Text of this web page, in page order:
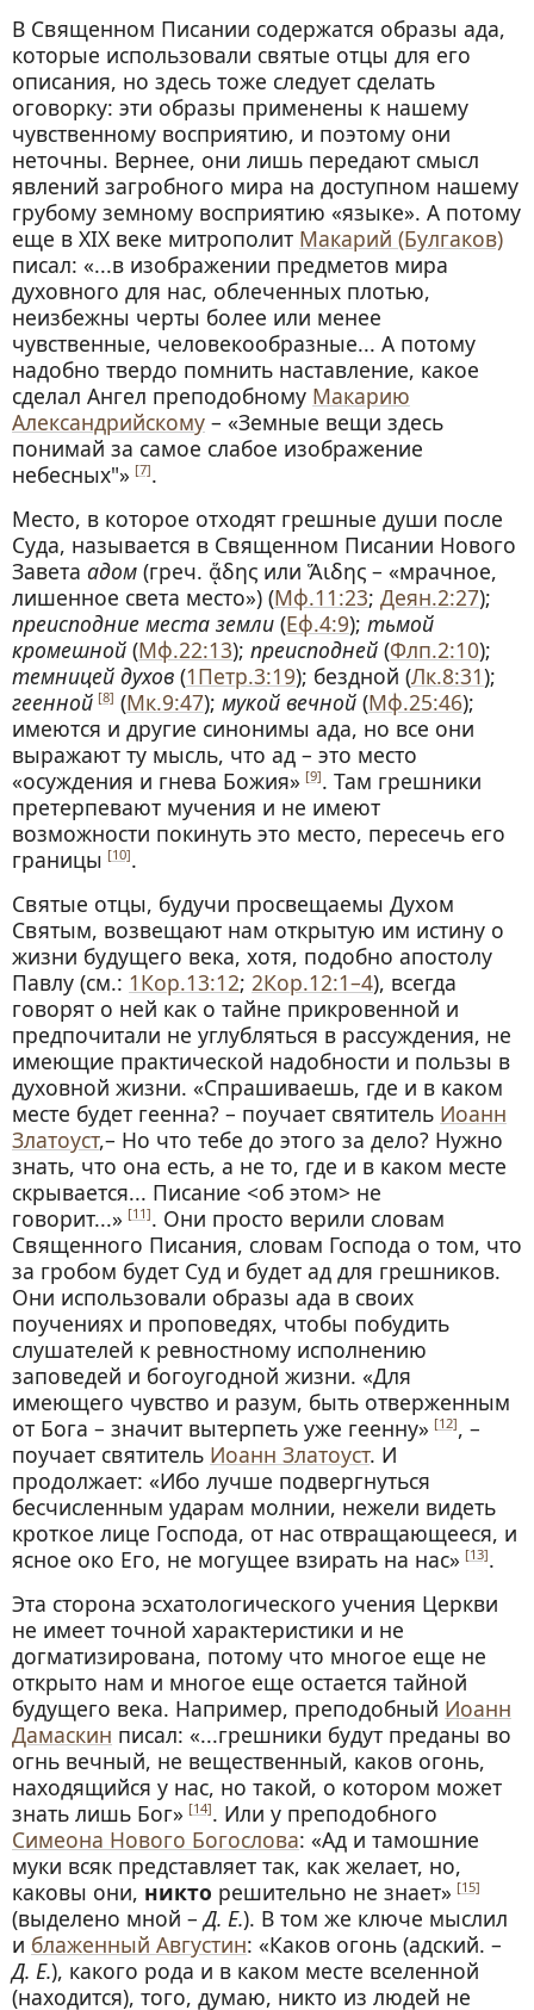
В Священном Писании содержатся образы ада,
которые использовали святые отцы для его
описания, но здесь тоже следует сделать
оговорку: эти образы применены к нашему
чувственному восприятию, и поэтому они
неточны. Вернее, они лишь передают смысл
явлений загробного мира на доступном нашему
грубому земному восприятию «языке». А потому
еще в XIX веке митрополит Макарий (Булгаков)
писал: «...в изображении предметов мира
духовного для нас, облеченных плотью,
неизбежны черты более или менее
чувственные, человекообразные... А потому
надобно твердо помнить наставление, какое
сделал Ангел преподобному Макарию
Александрийскому – «Земные вещи здесь
понимай за самое слабое изображение
небесных"» [7].
Место, в которое отходят грешные души после
Суда, называется в Священном Писании Нового
Завета адом (греч. ᾅδης или Ἅιδης – «мрачное,
лишенное света место») (Мф.11:23; Деян.2:27);
преисподние места земли (Еф.4:9); тьмой
кромешной (Мф.22:13); преисподней (Флп.2:10);
темницей дyxoв (1Петр.3:19); бездной (Лк.8:31);
геенной [8] (Мк.9:47); мукой вечной(Мф.25:46);
имеются и другие синонимы ада, но все они
выражают ту мысль, что ад – это место
«осуждения и гнева Божия» [9]. Там грешники
претерпевают мучения и не имеют
возможности покинуть это место, пересечь его
границы [10].
Святые отцы, будучи просвещаемы Духом
Святым, возвещают нам открытую им истину о
жизни будущего века, хотя, подобно апостолу
Павлу (см.: 1Кор.13:12; 2Кор.12:1–4), всегда
говорят о ней как о тайне прикровенной и
предпочитали не углубляться в рассуждения, не
имеющие практической надобности и пользы в
духовной жизни. «Спрашиваешь, где и в каком
месте будет геенна? – поучает святитель Иоанн
Златоуст,– Но что тебе до этого за дело? Нужно
знать, что она есть, а не то, где и в каком месте
скрывается... Писание <об этом> не
говорит...» [11]. Они просто верили словам
Священного Писания, словам Господа о том, что
за гробом будет Суд и будет ад для грешников.
Они использовали образы ада в своих
поучениях и проповедях, чтобы побудить
слушателей к ревностному исполнению
заповедей и богоугодной жизни. «Для
имеющего чувство и разум, быть отверженным
от Бога – значит вытерпеть уже геенну» [12], –
поучает святитель Иоанн Златоуст. И
продолжает: «Ибо лучше подвергнуться
бесчисленным ударам молнии, нежели видеть
кроткое лице Господа, от нас отвращающееся, и
ясное око Его, не могущее взирать на нас» [13].
Эта сторона эсхатологического учения Церкви
не имеет точной характеристики и не
догматизирована, потому что многое еще не
открыто нам и многое еще остается тайной
будущего века. Например, преподобный Иоанн
Дамаскин писал: «...грешники будут преданы во
огнь вечный, не вещественный, каков огонь,
находящийся у нас, но такой, о котором может
знать лишь Бог» [14]. Или у преподобного
Симеона Нового Богослова: «Ад и тамошние
муки всяк представляет так, как желает, но,
каковы они, никто решительно не знает» [15]
(выделено мной –Д. Е.). В том же ключе мыслил
и блаженный Августин: «Каков огонь (адский. –
Д. Е.), какого рода и в каком месте вселенной
(находится), того, думаю, никто из людей не